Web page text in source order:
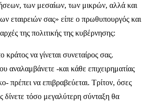
των μεσαίων, των μικρών, αλλά και
εταιρειών σας» είπε ο πρωθυπουργός και
της πολιτικής της κυβέρνησης:
να γίνεται συνεταίρος σας.
αναλαμβάνετε -και κάθε επιχειρηματίας
πρέπει να επιβραβεύεται. Τρίτον, όσες
δίνετε τόσο μεγαλύτερη σύνταξη θα